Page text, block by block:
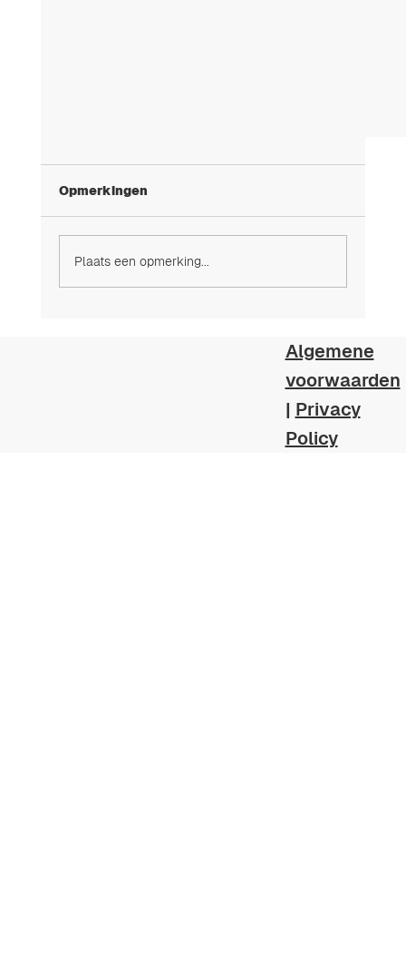
Opmerkingen
Plaats een opmerking...
Algemene
voorwaarden
| Privacy
Policy